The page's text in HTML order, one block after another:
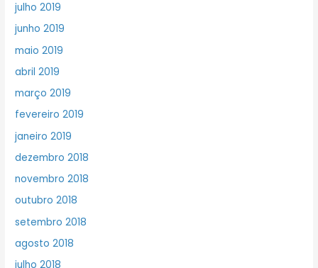
julho 2019
junho 2019
maio 2019
abril 2019
março 2019
fevereiro 2019
janeiro 2019
dezembro 2018
novembro 2018
outubro 2018
setembro 2018
agosto 2018
julho 2018